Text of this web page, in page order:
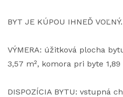
BYT JE KÚPOU IHNEĎ VOĽNÝ.
VÝMERA: úžitková plocha
3,57 m², komora pri byte 1,89
DISPOZÍCIA BYTU: vstupná